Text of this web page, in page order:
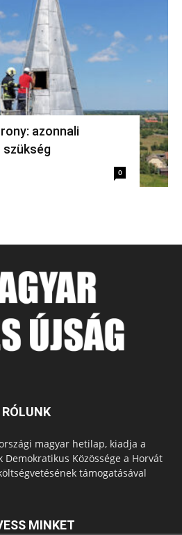
azonnali
szükség
0
RÓLUNK
magyar hetilap, kiadja a
Demokratikus Közössége a Horvát
támogatásával
MINKET